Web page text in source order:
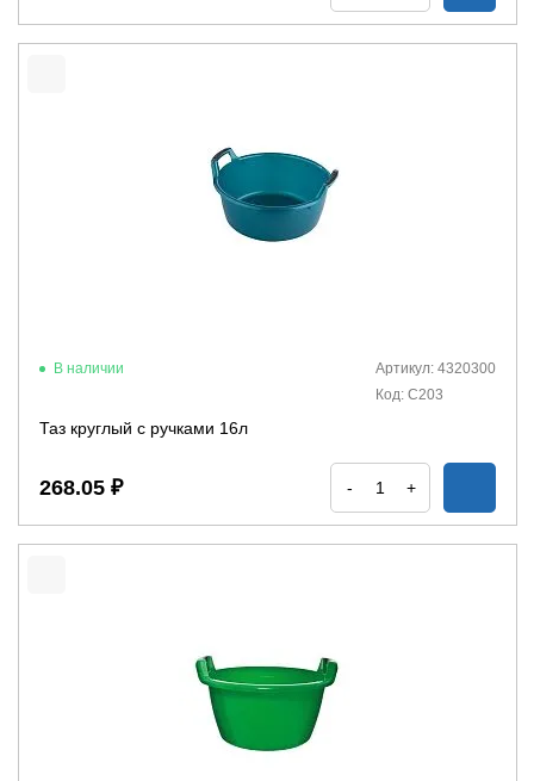
В наличии
Артикул: 4320300
Код: С203
Таз круглый с ручками 16л
268.05 ₽ - +